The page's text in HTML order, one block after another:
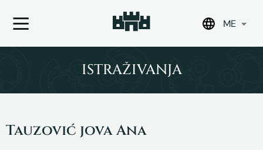
ME
ISTRAŽIVANJA
Tauzović jova Ana